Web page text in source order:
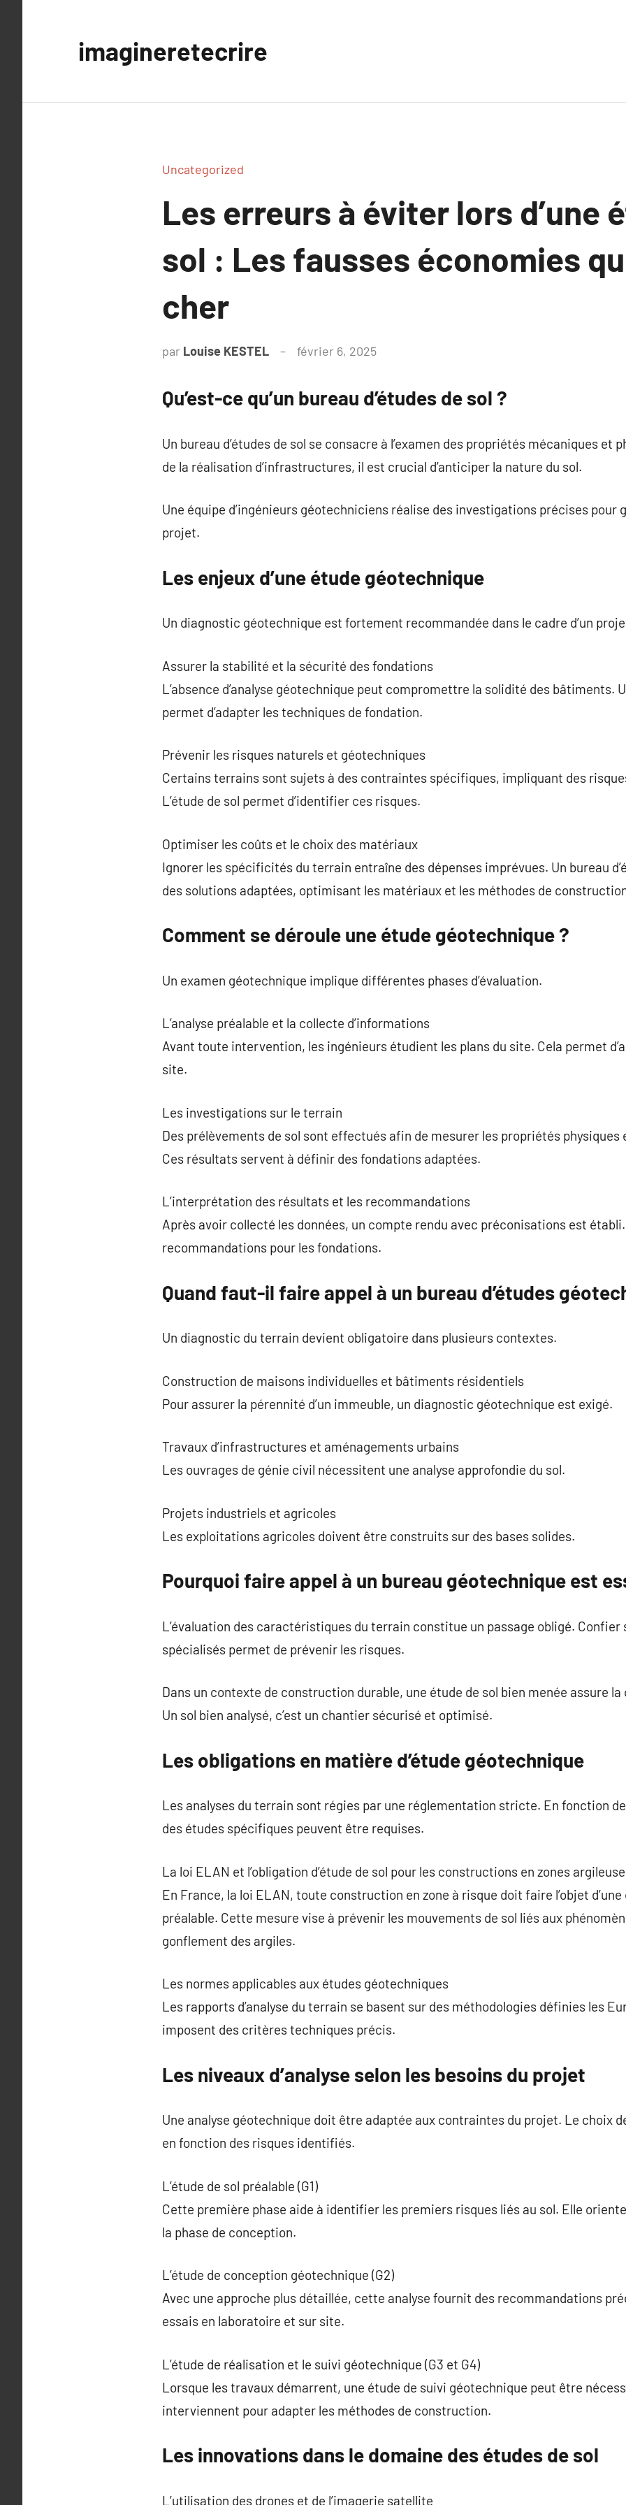
imagineretecrire
Uncategorized
Les erreurs à éviter lors d’une
sol : Les fausses économies
cher
par Louise KESTEL février 6, 2025
Qu’est-ce qu’un bureau d’études de sol ?
Un bureau d’études de sol se consacre à l’examen des propriétés mécaniques et
de la réalisation d’infrastructures, il est crucial d’anticiper la nature du sol.
Une équipe d’ingénieurs géotechniciens réalise des investigations précises pour
projet.
Les enjeux d’une étude géotechnique
Un diagnostic géotechnique est fortement recommandée dans le cadre d’un
Assurer la stabilité et la sécurité des fondations
L’absence d’analyse géotechnique peut compromettre la solidité des bâtiments.
permet d’adapter les techniques de fondation.
Prévenir les risques naturels et géotechniques
Certains terrains sont sujets à des contraintes spécifiques, impliquant des
L’étude de sol permet d’identifier ces risques.
Optimiser les coûts et le choix des matériaux
Ignorer les spécificités du terrain entraîne des dépenses imprévues. Un bureau
des solutions adaptées, optimisant les matériaux et les méthodes de
Comment se déroule une étude géotechnique ?
Un examen géotechnique implique différentes phases d’évaluation.
L’analyse préalable et la collecte d’informations
Avant toute intervention, les ingénieurs étudient les plans du site. Cela permet
site.
Les investigations sur le terrain
Des prélèvements de sol sont effectués afin de mesurer les propriétés physiques
Ces résultats servent à définir des fondations adaptées.
L’interprétation des résultats et les recommandations
Après avoir collecté les données, un compte rendu avec préconisations est
recommandations pour les fondations.
Quand faut-il faire appel à un bureau d’études
Un diagnostic du terrain devient obligatoire dans plusieurs contextes.
Construction de maisons individuelles et bâtiments résidentiels
Pour assurer la pérennité d’un immeuble, un diagnostic géotechnique est exigé.
Travaux d’infrastructures et aménagements urbains
Les ouvrages de génie civil nécessitent une analyse approfondie du sol.
Projets industriels et agricoles
Les exploitations agricoles doivent être construits sur des bases solides.
Pourquoi faire appel à un bureau géotechnique est
L’évaluation des caractéristiques du terrain constitue un passage obligé. Confier
spécialisés permet de prévenir les risques.
Dans un contexte de construction durable, une étude de sol bien menée assure
Un sol bien analysé, c’est un chantier sécurisé et optimisé.
Les obligations en matière d’étude géotechnique
Les analyses du terrain sont régies par une réglementation stricte. En fonction
des études spécifiques peuvent être requises.
La loi ELAN et l’obligation d’étude de sol pour les constructions en zones
En France, la loi ELAN, toute construction en zone à risque doit faire l’objet
préalable. Cette mesure vise à prévenir les mouvements de sol liés aux
gonflement des argiles.
Les normes applicables aux études géotechniques
Les rapports d’analyse du terrain se basent sur des méthodologies définies les
imposent des critères techniques précis.
Les niveaux d’analyse selon les besoins du projet
Une analyse géotechnique doit être adaptée aux contraintes du projet. Le choix
en fonction des risques identifiés.
L’étude de sol préalable (G1)
Cette première phase aide à identifier les premiers risques liés au sol. Elle
la phase de conception.
L’étude de conception géotechnique (G2)
Avec une approche plus détaillée, cette analyse fournit des recommandations
essais en laboratoire et sur site.
L’étude de réalisation et le suivi géotechnique (G3 et G4)
Lorsque les travaux démarrent, une étude de suivi géotechnique peut être
interviennent pour adapter les méthodes de construction.
Les innovations dans le domaine des études de sol
L’utilisation des drones et de l’imagerie satellite